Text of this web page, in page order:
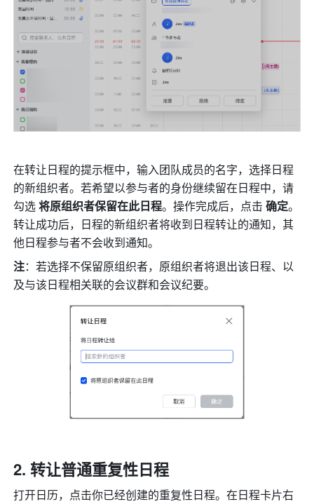
在转让日程的提示框中，输入团队成员的名字，选择日程
的新组织者。若希望以参与者的身份继续留在日程中，请
勾选 将原组织者保留在此日程。操作完成后，点击 确定。
转让成功后，日程的新组织者将收到日程转让的通知，其
他日程参与者不会收到通知。
注：若选择不保留原组织者，原组织者将退出该日程、以
及与该日程相关联的会议群和会议纪要。
转让普通重复性日程
打开日历，点击你已经创建的重复性日程。在日程卡片右